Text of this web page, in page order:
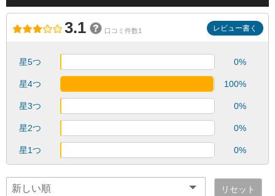
3.1 口コミ件数1 レビュー書く
星5つ 0%
星4つ 100%
星3つ 0%
星2つ 0%
星1つ 0%
リセット